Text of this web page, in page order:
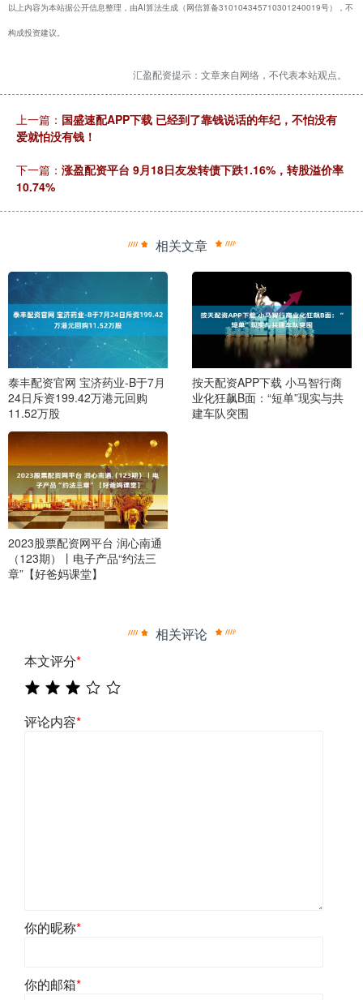
以上内容为本站据公开信息整理，由AI算法生成（网信算备310104345710301240019号），不
构成投资建议。
汇盈配资提示：文章来自网络，不代表本站观点。
上一篇： 国盛速配APP下载 已经到了靠钱说话的年纪，不怕没有
爱就怕没有钱！
下一篇： 涨盈配资平台 9月18日友发转债下跌1.16%，转股溢价率
10.74%
相关文章
泰丰配资官网 宝济药业-B于7月
24日斥资199.42万港元回购
11.52万股
按天配资APP下载 小马智行商
业化狂飙B面：“短单”现实与共
建车队突围
2023股票配资网平台 润心南通
（123期）丨电子产品“约法三
章”【好爸妈课堂】
相关评论
本文评分*
评论内容*
你的昵称*
你的邮箱*